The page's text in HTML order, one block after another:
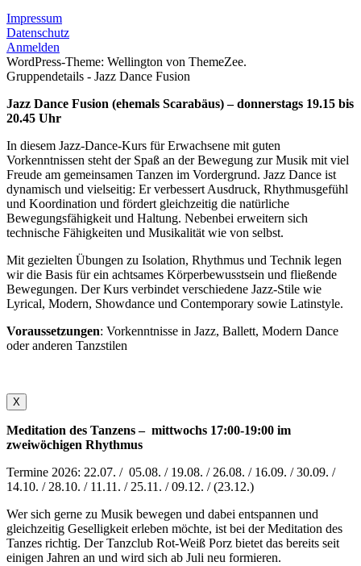
Impressum
Datenschutz
Anmelden
WordPress-Theme: Wellington von ThemeZee.
Gruppendetails - Jazz Dance Fusion
Jazz Dance Fusion (ehemals Scarabäus) – donnerstags 19.15 bis
20.45 Uhr
In diesem Jazz-Dance-Kurs für Erwachsene mit guten
Vorkenntnissen steht der Spaß an der Bewegung zur Musik mit viel
Freude am gemeinsamen Tanzen im Vordergrund. Jazz Dance ist
dynamisch und vielseitig: Er verbessert Ausdruck, Rhythmusgefühl
und Koordination und fördert gleichzeitig die natürliche
Bewegungsfähigkeit und Haltung. Nebenbei erweitern sich
technische Fähigkeiten und Musikalität wie von selbst.
Mit gezielten Übungen zu Isolation, Rhythmus und Technik legen
wir die Basis für ein achtsames Körperbewusstsein und fließende
Bewegungen. Der Kurs verbindet verschiedene Jazz-Stile wie
Lyrical, Modern, Showdance und Contemporary sowie Latinstyle.
Voraussetzungen: Vorkenntnisse in Jazz, Ballett, Modern Dance
oder anderen Tanzstilen
X
Meditation des Tanzens – mittwochs 17:00-19:00 im
zweiwöchigen Rhythmus
Termine 2026: 22.07. / 05.08. / 19.08. / 26.08. / 16.09. / 30.09. /
14.10. / 28.10. / 11.11. / 25.11. / 09.12. / (23.12.)
Wer sich gerne zu Musik bewegen und dabei entspannen und
gleichzeitig Geselligkeit erleben möchte, ist bei der Meditation des
Tanzes richtig. Der Tanzclub Rot-Weiß Porz bietet das bereits seit
einigen Jahren an und wird sich ab Juli neu formieren.